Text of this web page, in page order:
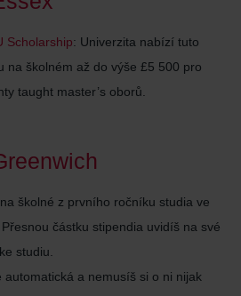
Scholarship: Univerzita nabízí tuto
na školném až do výše £5 500 pro
taught master’s oborů.
školné z prvního ročníku studia ve
částku stipendia uvidíš na své
studiu.
automatická a nemusíš si o ni nijak